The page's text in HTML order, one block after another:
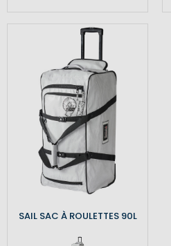
SAIL SAC À ROULETTES 90L